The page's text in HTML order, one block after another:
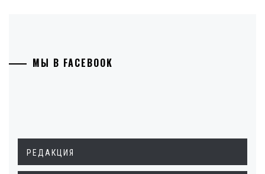
МЫ В FACEBOOK
РЕДАКЦИЯ